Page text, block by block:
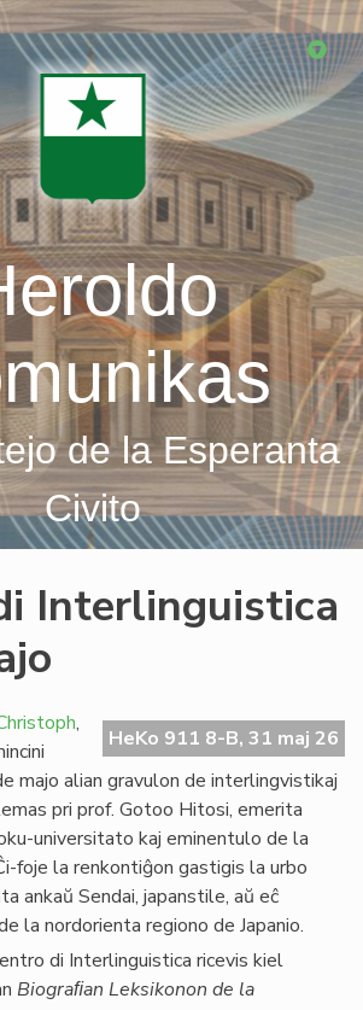
de la Esperanta
Civito
Interlinguistica
HeKo 911 8-B, 31 maj 26
,
majo alian gravulon de interlingvistikaj
pri prof. Gotoo Hitosi, emerita
universitato kaj eminentulo de la
foje la renkontiĝon gastigis la urbo
ankaŭ Sendai, japanstile, aŭ eĉ
la nordorienta regiono de Japanio.
di Interlinguistica ricevis kiel
Biograﬁan Leksikonon de la